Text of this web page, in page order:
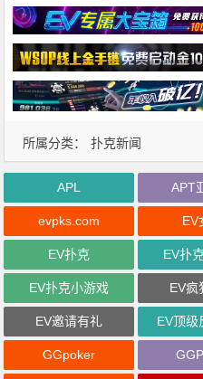
所属分类： 扑克新闻
APL APT
evpks.com EV
EV扑克 EV扑
EV扑克小游戏 EV疯
EV邀请有礼 EV顶级
GGpoker